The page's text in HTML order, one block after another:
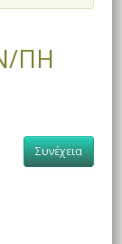
ΠΗ
Συνέχεια